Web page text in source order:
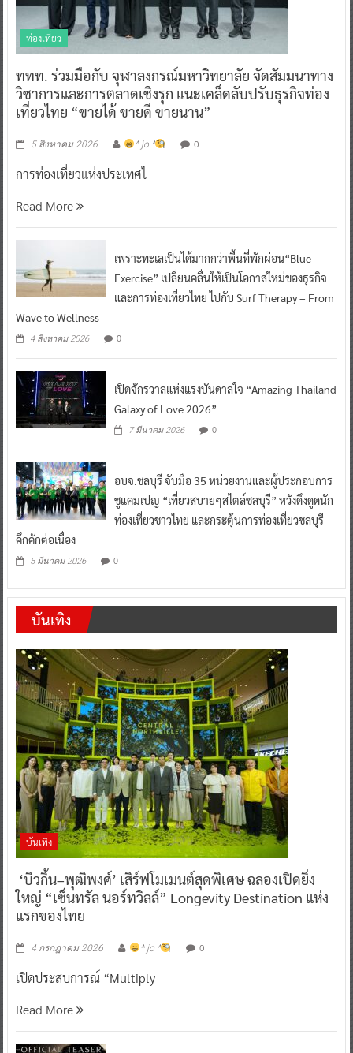
ท่องเที่ยว
ททท. ร่วมมือกับ จุฬาลงกรณ์มหาวิทยาลัย จัดสัมมนาทาง
วิชาการและการตลาดเชิงรุก แนะเคล็ดลับปรับธุรกิจท่อง
เที่ยวไทย “ขายได้ ขายดี ขายนาน”
5 สิงหาคม 2026 ^ jo ^ 0
การท่องเที่ยวแห่งประเทศไ
Read More
เพราะทะเลเป็นได้มากกว่าพื้นที่พักผ่อน“Blue
Exercise” เปลี่ยนคลื่นให้เป็นโอกาสใหม่ของธุรกิจ
และการท่องเที่ยวไทย ไปกับ Surf Therapy – From
Wave to Wellness
4 สิงหาคม 2026 0
เปิดจักรวาลแห่งแรงบันดาลใจ “Amazing Thailand
Galaxy of Love 2026”
7 มีนาคม 2026 0
อบจ.ชลบุรี จับมือ 35 หน่วยงานและผู้ประกอบการ
ชูแคมเปญ “เที่ยวสบายๆสไตล์ชลบุรี” หวังดึงดูดนัก
ท่องเที่ยวชาวไทย และกระตุ้นการท่องเที่ยวชลบุรี
คึกคักต่อเนื่อง
5 มีนาคม 2026 0
บันเทิง
บันเทิง
‘บิวกิ้น–พุฒิพงศ์’ เสิร์ฟโมเมนต์สุดพิเศษ ฉลองเปิดยิ่ง
ใหญ่ “เซ็นทรัล นอร์ทวิลล์” Longevity Destination แห่ง
แรกของไทย
4 กรกฎาคม 2026 ^ jo ^ 0
เปิดประสบการณ์ “Multiply
Read More